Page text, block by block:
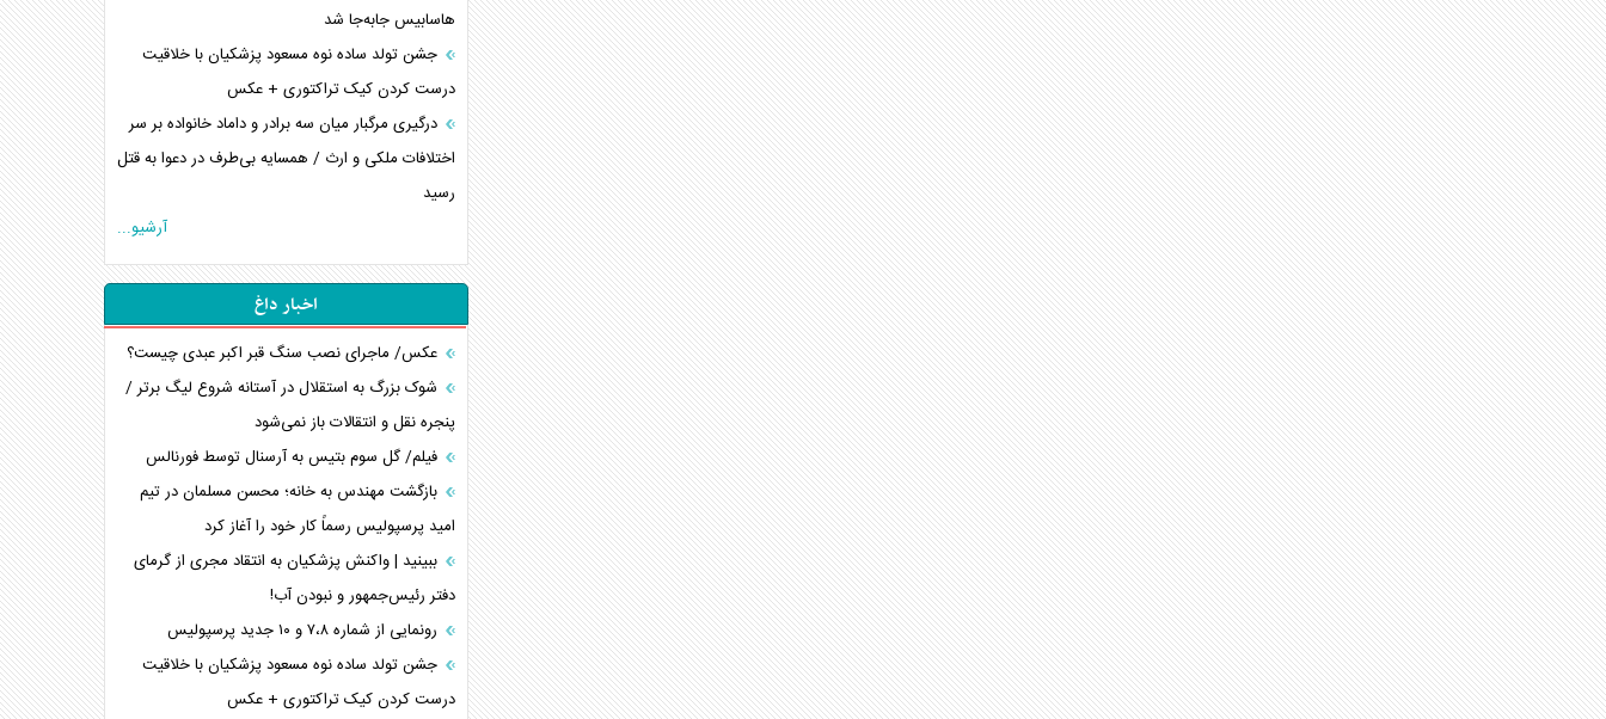
هاسابیس جابه‌جا شد
جشن تولد ساده نوه مسعود پزشکیان با خلاقیت
درست کردن کیک تراکتوری + عکس
درگیری مرگبار میان سه برادر و داماد خانواده بر سر
اختلافات ملکی و ارث / همسایه بی‌طرف در دعوا به قتل
رسید
آرشیو...
اخبار داغ
عکس/ ماجرای نصب سنگ قبر اکبر عبدی چیست؟
شوک بزرگ به استقلال در آستانه شروع لیگ برتر /
پنجره نقل و انتقالات باز نمی‌شود
فیلم/ گل سوم بتیس به آرسنال توسط فورنالس
بازگشت مهندس به خانه؛ محسن مسلمان در تیم
امید پرسپولیس رسماً کار خود را آغاز کرد
ببینید | واکنش پزشکیان به انتقاد مجری از گرمای
دفتر رئیس‌جمهور و نبودن آب!
رونمایی از شماره ۷،۸ و ۱۰ جدید پرسپولیس
جشن تولد ساده نوه مسعود پزشکیان با خلاقیت
درست کردن کیک تراکتوری + عکس